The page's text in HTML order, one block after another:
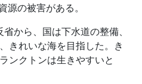
の被害がある。
から、国は下水道の整備、
きれいな海を目指した。き
ンクトンは生きやすいと